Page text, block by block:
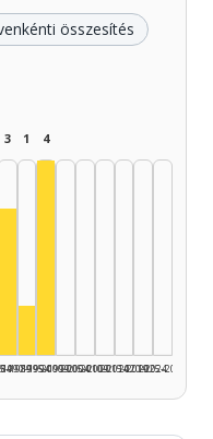
összesítés
3 1
1990–1994
4
1995–1999
2000–2004
2005–2009
2010–2014
2015–2019
2020–2024
2025–2026